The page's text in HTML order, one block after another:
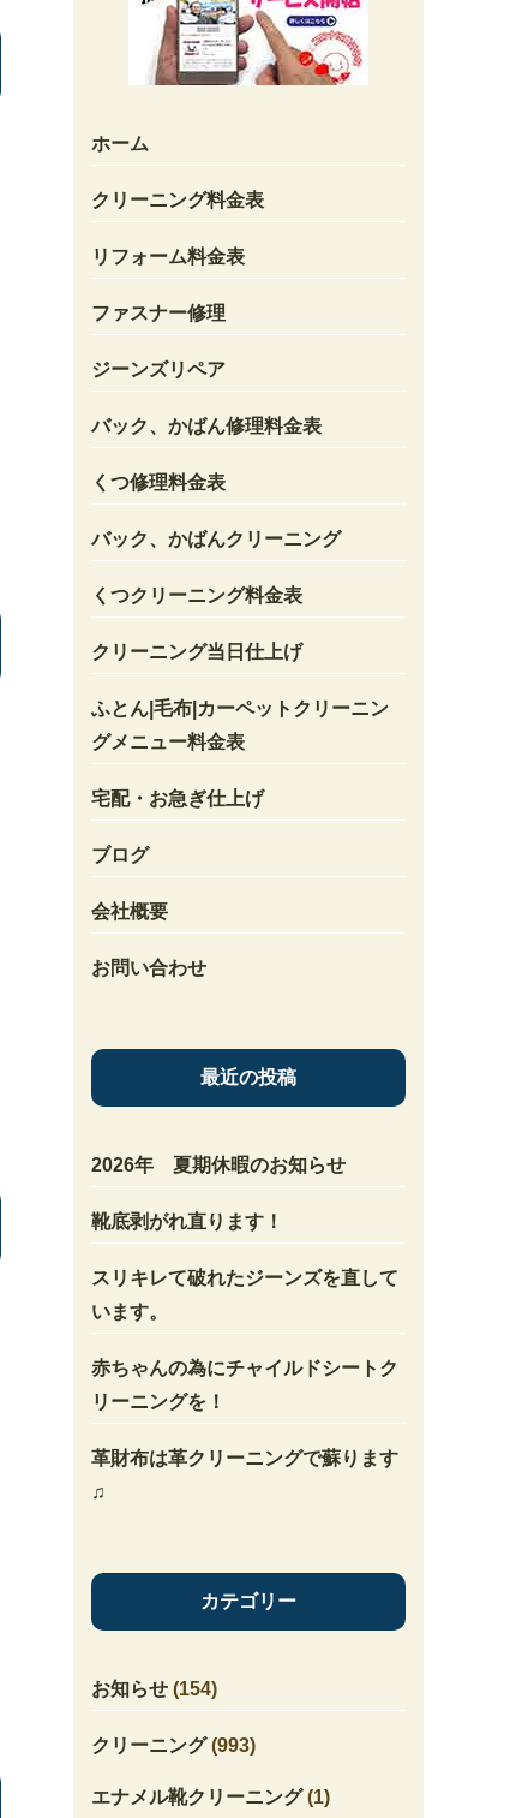
ホーム
クリーニング料金表
リフォーム料金表
ファスナー修理
ジーンズリペア
バック、かばん修理料金表
くつ修理料金表
バック、かばんクリーニング
くつクリーニング料金表
クリーニング当日仕上げ
ふとん|毛布|カーペットクリーニン
グメニュー料金表
宅配・お急ぎ仕上げ
ブログ
会社概要
お問い合わせ
最近の投稿
2026年 夏期休暇のお知らせ
靴底剥がれ直ります！
スリキレて破れたジーンズを直して
います。
赤ちゃんの為にチャイルドシートク
リーニングを！
革財布は革クリーニングで蘇ります
♫
カテゴリー
お知らせ(154)
クリーニング(993)
エナメル靴クリーニング(1)